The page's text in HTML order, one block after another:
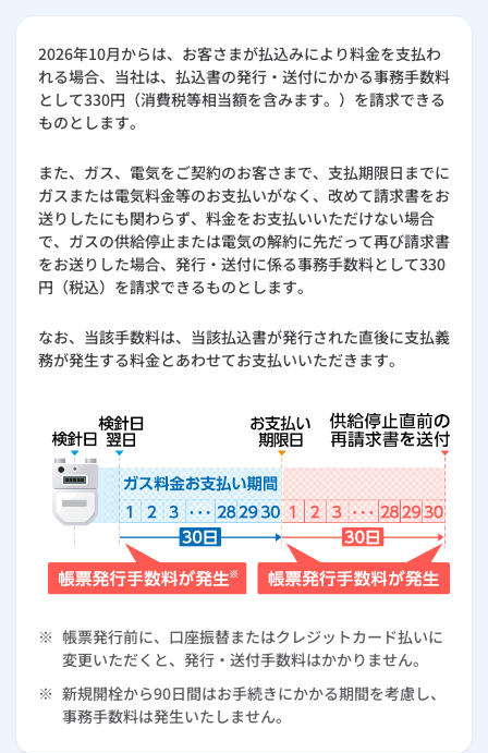
2026年10月からは、お客さまが払込みにより料金を支払わ
れる場合、当社は、払込書の発行・送付にかかる事務手数料
として330円（消費税等相当額を含みます。）を請求できる
ものとします。
また、ガス、電気をご契約のお客さまで、支払期限日までに
ガスまたは電気料金等のお支払いがなく、改めて請求書をお
送りしたにも関わらず、料金をお支払いいただけない場合
で、ガスの供給停止または電気の解約に先だって再び請求書
をお送りした場合、発行・送付に係る事務手数料として330
円（税込）を請求できるものとします。
なお、当該手数料は、当該払込書が発行された直後に支払義
務が発生する料金とあわせてお支払いいただきます。
※ 帳票発行前に、口座振替またはクレジットカード払いに
変更いただくと、発行・送付手数料はかかりません。
※ 新規開栓から90日間はお手続きにかかる期間を考慮し、
事務手数料は発生いたしません。